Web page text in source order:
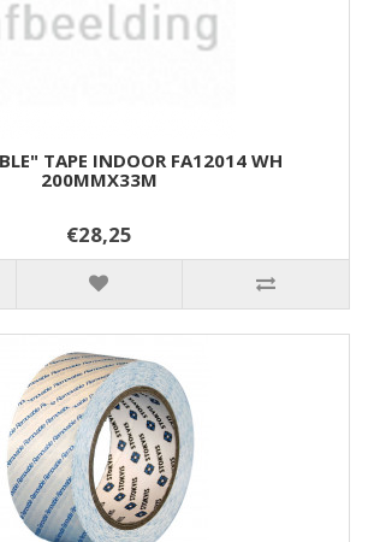
TAPE INDOOR FA12014 WH
200MMX33M
€28,25